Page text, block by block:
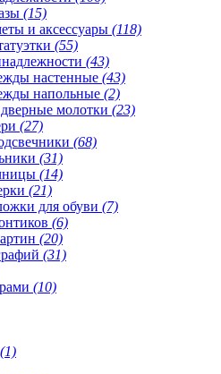
(15)
и аксессуары (118)
(55)
(43)
настенные (43)
напольные (2)
молотки (23)
(27)
(68)
(31)
(14)
(21)
для обуви (7)
(6)
(20)
(31)
(10)
(1)